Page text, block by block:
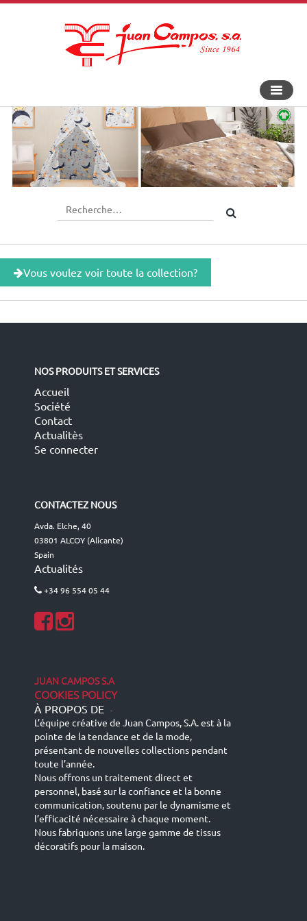
la
Vous voulez voir toute la collection?
NOS PRODUITS ET SERVICES
Accueil
Société
Contact
Actualitès
Se connecter
CONTACTEZ NOUS
Avda. Elche, 40
03801 ALCOY (Alicante)
Spain
Actualités
+34 96 554 05 44
JUAN CAMPOS S.A
COOKIES POLICY
À PROPOS DE -
L’équipe créative de Juan Campos, S.A. est à la
pointe de la tendance et de la mode,
présentant de nouvelles collections pendant
toute l’année.
Nous offrons un traitement direct et
personnel, basé sur la confiance et la bonne
communication, soutenu par le dynamisme et
l’efficacité nécessaire à chaque moment.
Nous fabriquons une large gamme de tissus
décoratifs pour la maison.